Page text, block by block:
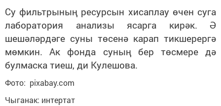
Су фильтрының ресурсын хисаплау өчен суга
лаборатория анализы ясарга кирәк. Ә
шешәләрдәге суны төсенә карап тикшерергә
мөмкин. Ак фонда суның бер төсмере дә
булмаска тиеш, ди Кулешова.
Фото: pixabay.com
Чыганак: интертат